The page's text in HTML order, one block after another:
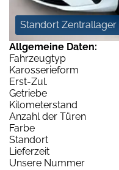
Standort Zentrallager
Allgemeine Daten:
Fahrzeugtyp
Karosserieform
Erst-Zul.
Getriebe
Kilometerstand
Anzahl der Türen
Farbe
Standort
Lieferzeit
Unsere Nummer